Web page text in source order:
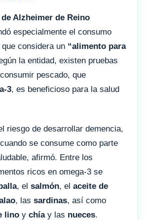
Alzheimer de Reino
especialmente el consumo
que considera un “alimento para
la entidad, existen pruebas
pescado, que
3, es beneficioso para la salud
riesgo de desarrollar demencia,
se consume como parte
afirmó. Entre los
ricos en omega-3 se
, el salmón, el aceite de
, las sardinas, así como
lino y chíay las nueces.